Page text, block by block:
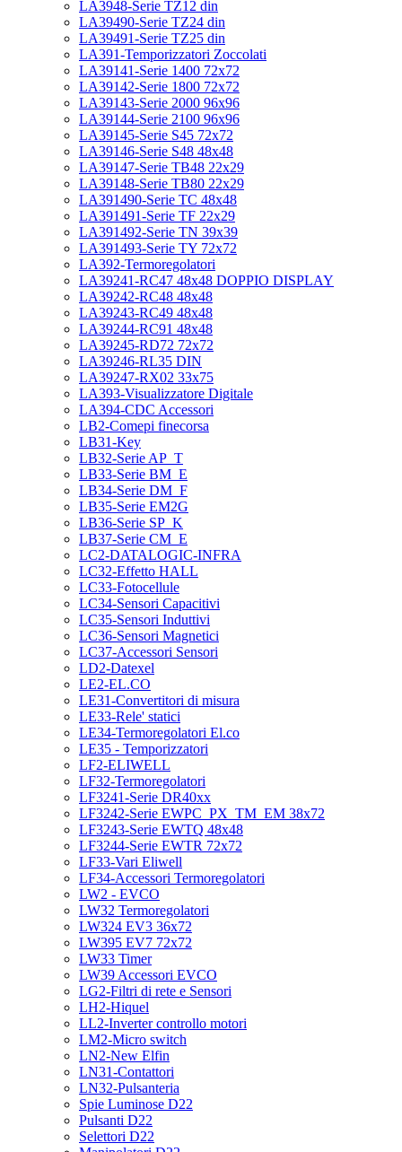
LA3948-Serie TZ12 din
LA39490-Serie TZ24 din
LA39491-Serie TZ25 din
LA391-Temporizzatori Zoccolati
LA39141-Serie 1400 72x72
LA39142-Serie 1800 72x72
LA39143-Serie 2000 96x96
LA39144-Serie 2100 96x96
LA39145-Serie S45 72x72
LA39146-Serie S48 48x48
LA39147-Serie TB48 22x29
LA39148-Serie TB80 22x29
LA391490-Serie TC 48x48
LA391491-Serie TF 22x29
LA391492-Serie TN 39x39
LA391493-Serie TY 72x72
LA392-Termoregolatori
LA39241-RC47 48x48 DOPPIO DISPLAY
LA39242-RC48 48x48
LA39243-RC49 48x48
LA39244-RC91 48x48
LA39245-RD72 72x72
LA39246-RL35 DIN
LA39247-RX02 33x75
LA393-Visualizzatore Digitale
LA394-CDC Accessori
LB2-Comepi finecorsa
LB31-Key
LB32-Serie AP_T
LB33-Serie BM_E
LB34-Serie DM_F
LB35-Serie EM2G
LB36-Serie SP_K
LB37-Serie CM_E
LC2-DATALOGIC-INFRA
LC32-Effetto HALL
LC33-Fotocellule
LC34-Sensori Capacitivi
LC35-Sensori Induttivi
LC36-Sensori Magnetici
LC37-Accessori Sensori
LD2-Datexel
LE2-EL.CO
LE31-Convertitori di misura
LE33-Rele' statici
LE34-Termoregolatori El.co
LE35 - Temporizzatori
LF2-ELIWELL
LF32-Termoregolatori
LF3241-Serie DR40xx
LF3242-Serie EWPC_PX_TM_EM 38x72
LF3243-Serie EWTQ 48x48
LF3244-Serie EWTR 72x72
LF33-Vari Eliwell
LF34-Accessori Termoregolatori
LW2 - EVCO
LW32 Termoregolatori
LW324 EV3 36x72
LW395 EV7 72x72
LW33 Timer
LW39 Accessori EVCO
LG2-Filtri di rete e Sensori
LH2-Hiquel
LL2-Inverter controllo motori
LM2-Micro switch
LN2-New Elfin
LN31-Contattori
LN32-Pulsanteria
Spie Luminose D22
Pulsanti D22
Selettori D22